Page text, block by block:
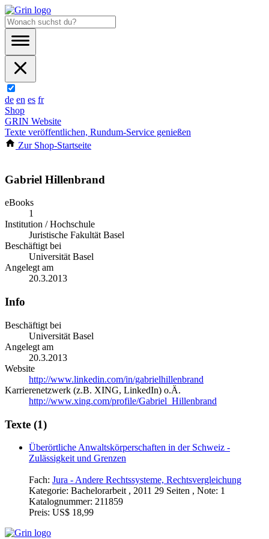
de en es fr
Shop
GRIN Website
Texte veröffentlichen, Rundum-Service genießen
Zur Shop-Startseite
Gabriel Hillenbrand
eBooks
1
Institution / Hochschule
Juristische Fakultät Basel
Beschäftigt bei
Universität Basel
Angelegt am
20.3.2013
Info
Beschäftigt bei
Universität Basel
Angelegt am
20.3.2013
Website
http://www.linkedin.com/in/gabrielhillenbrand
Karrierenetzwerk (z.B. XING, LinkedIn) o.Ä.
http://www.xing.com/profile/Gabriel_Hillenbrand
Texte (1)
Überörtliche Anwaltskörperschaften in der Schweiz -
Zulässigkeit und Grenzen
Fach: Jura - Andere Rechtssysteme, Rechtsvergleichung
Kategorie: Bachelorarbeit , 2011 29 Seiten , Note: 1
Katalognummer: 211859
Preis: US$ 18,99